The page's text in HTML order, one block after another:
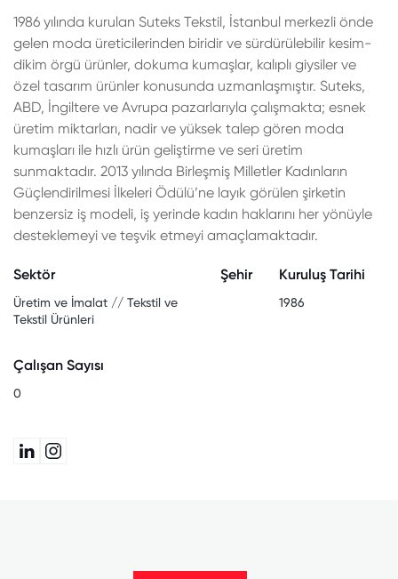
1986 yılında kurulan Suteks Tekstil, İstanbul merkezli önde
gelen moda üreticilerinden biridir ve sürdürülebilir kesim-
dikim örgü ürünler, dokuma kumaşlar, kalıplı giysiler ve
özel tasarım ürünler konusunda uzmanlaşmıştır. Suteks,
ABD, İngiltere ve Avrupa pazarlarıyla çalışmakta; esnek
üretim miktarları, nadir ve yüksek talep gören moda
kumaşları ile hızlı ürün geliştirme ve seri üretim
sunmaktadır. 2013 yılında Birleşmiş Milletler Kadınların
Güçlendirilmesi İlkeleri Ödülü’ne layık görülen şirketin
benzersiz iş modeli, iş yerinde kadın haklarını her yönüyle
desteklemeyi ve teşvik etmeyi amaçlamaktadır.
Sektör
Üretim ve İmalat // Tekstil ve
Tekstil Ürünleri
Şehir Kuruluş Tarihi
1986
Çalışan Sayısı
0